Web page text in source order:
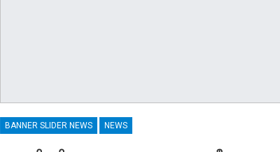
BANNER SLIDER NEWS NEWS